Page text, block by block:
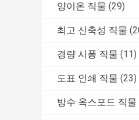
양이온 직물 (29)
최고 신축성 직물
경량 시퐁 직물 (11)
도표 인쇄 직물 (23)
방수 옥스포드 직물